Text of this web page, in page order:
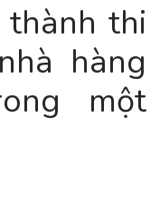
thi
hàng
một